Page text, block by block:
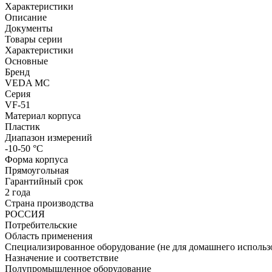
Характеристики
Описание
Документы
Товары серии
Характеристики
Основные
Бренд
VEDA MC
Серия
VF-51
Материал корпуса
Пластик
Диапазон измерений
-10-50 °С
Форма корпуса
Прямоугольная
Гарантийный срок
2 года
Страна производства
РОССИЯ
Потребительские
Область применения
Специализированное оборудование (не для домашнего
Назначение и соответствие
Полупромышленное оборудование